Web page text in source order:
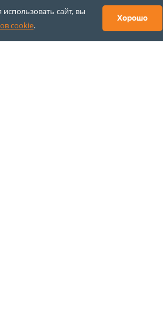
сайт, вы
cookie.
Хорошо